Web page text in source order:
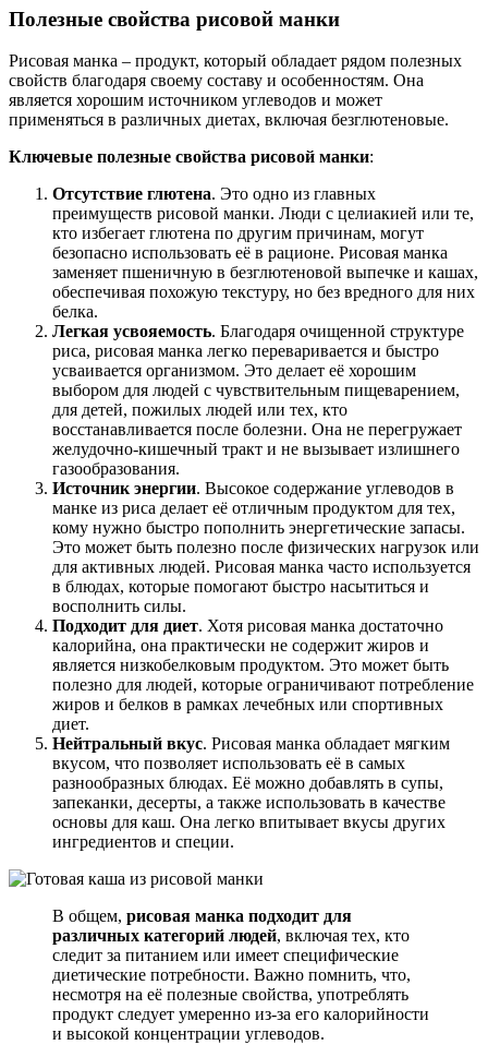
Полезные свойства рисовой манки
Рисовая манка – продукт, который обладает рядом полезных
свойств благодаря своему составу и особенностям. Она
является хорошим источником углеводов и может
применяться в различных диетах, включая безглютеновые.
Ключевые полезные свойства рисовой манки:
Отсутствие глютена. Это одно из главных
преимуществ рисовой манки. Люди с целиакией или те,
кто избегает глютена по другим причинам, могут
безопасно использовать её в рационе. Рисовая манка
заменяет пшеничную в безглютеновой выпечке и кашах,
обеспечивая похожую текстуру, но без вредного для них
белка.
Легкая усвояемость. Благодаря очищенной структуре
риса, рисовая манка легко переваривается и быстро
усваивается организмом. Это делает её хорошим
выбором для людей с чувствительным пищеварением,
для детей, пожилых людей или тех, кто
восстанавливается после болезни. Она не перегружает
желудочно-кишечный тракт и не вызывает излишнего
газообразования.
Источник энергии. Высокое содержание углеводов в
манке из риса делает её отличным продуктом для тех,
кому нужно быстро пополнить энергетические запасы.
Это может быть полезно после физических нагрузок или
для активных людей. Рисовая манка часто используется
в блюдах, которые помогают быстро насытиться и
восполнить силы.
Подходит для диет. Хотя рисовая манка достаточно
калорийна, она практически не содержит жиров и
является низкобелковым продуктом. Это может быть
полезно для людей, которые ограничивают потребление
жиров и белков в рамках лечебных или спортивных
диет.
Нейтральный вкус. Рисовая манка обладает мягким
вкусом, что позволяет использовать её в самых
разнообразных блюдах. Её можно добавлять в супы,
запеканки, десерты, а также использовать в качестве
основы для каш. Она легко впитывает вкусы других
ингредиентов и специи.
В общем, рисовая манка подходит для
различных категорий людей, включая тех, кто
следит за питанием или имеет специфические
диетические потребности. Важно помнить, что,
несмотря на её полезные свойства, употреблять
продукт следует умеренно из-за его калорийности
и высокой концентрации углеводов.